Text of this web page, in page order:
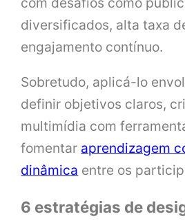
diversificados, alta taxa
engajamento contínuo.
Sobretudo, aplicá-lo
definir objetivos claros,
multimídia com
fomentar aprendizagem
dinâmica entre os
6 estratégias de